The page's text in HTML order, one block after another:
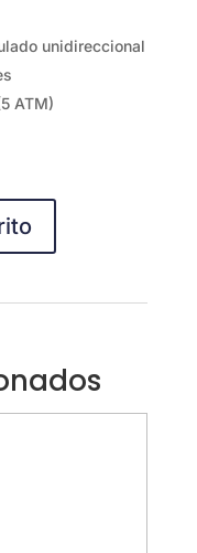
unidireccional
ATM)